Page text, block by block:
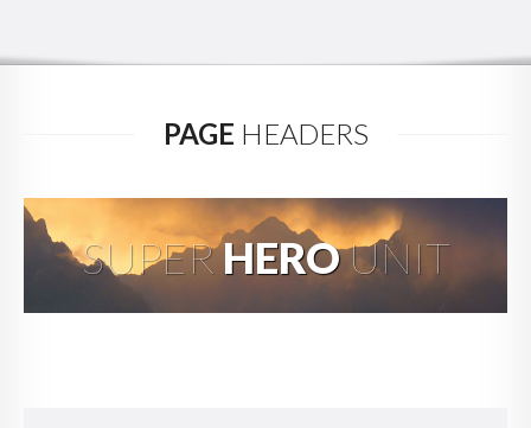
PAGE HEADERS
SUPERHEROUNIT